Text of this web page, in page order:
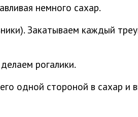
немного сахар.
Закатываем каждый
рогалики.
одной стороной в сахар и